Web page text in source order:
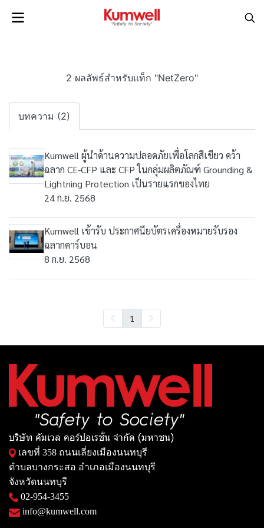
2 ผลลัพธ์สำหรับแท็ก "NetZero"
บทความ (2)
Kumwell ผู้นำด้านความปลอดภัยเพื่อโลกสีเขียว คว้า
ฉลาก CE-CFP และ CFP ในกลุ่มผลิตภัณฑ์ Grounding &
Lightning Protection เป็นรายแรกของไทย
24 ก.ย. 2568
Kumwell เข้ารับ ประกาศนียบัตรเครื่องหมายรับรอง
ฉลากคาร์บอน
8 ก.ย. 2568
1
บริษัท คัมเวล คอร์ปอเรชั่น จำกัด (มหาชน)
เลขที่ 358 ถนนเลี่ยงเมืองนนทบุรี
ตำบลบางกระสอ อำเภอเมืองนนทบุรี
จังหวัดนนทบุรี
02-954-3455
info@kumwell.com